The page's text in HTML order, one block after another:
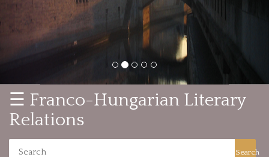
☰ Franco-Hungarian Literary
Relations
Search